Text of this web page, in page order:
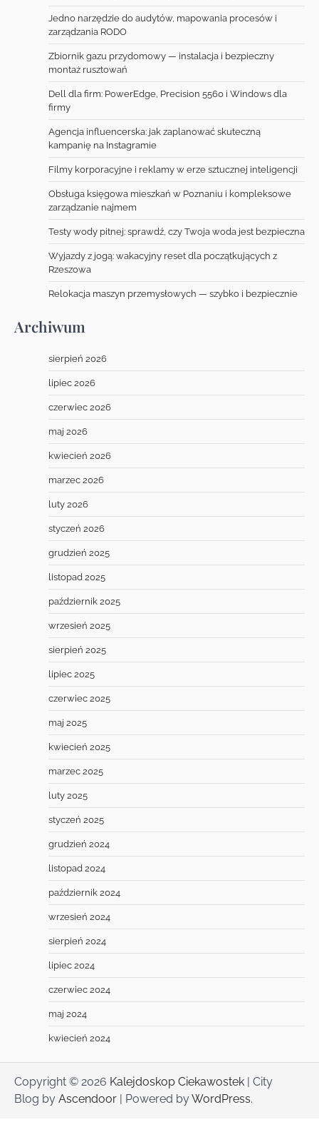
Jedno narzędzie do audytów, mapowania procesów i
zarządzania RODO
Zbiornik gazu przydomowy — instalacja i bezpieczny
montaż rusztowań
Dell dla firm: PowerEdge, Precision 5560 i Windows dla
firmy
Agencja influencerska: jak zaplanować skuteczną
kampanię na Instagramie
Filmy korporacyjne i reklamy w erze sztucznej inteligencji
Obsługa księgowa mieszkań w Poznaniu i kompleksowe
zarządzanie najmem
Testy wody pitnej: sprawdź, czy Twoja woda jest bezpieczna
Wyjazdy z jogą: wakacyjny reset dla początkujących z
Rzeszowa
Relokacja maszyn przemysłowych — szybko i bezpiecznie
Archiwum
sierpień 2026
lipiec 2026
czerwiec 2026
maj 2026
kwiecień 2026
marzec 2026
luty 2026
styczeń 2026
grudzień 2025
listopad 2025
październik 2025
wrzesień 2025
sierpień 2025
lipiec 2025
czerwiec 2025
maj 2025
kwiecień 2025
marzec 2025
luty 2025
styczeń 2025
grudzień 2024
listopad 2024
październik 2024
wrzesień 2024
sierpień 2024
lipiec 2024
czerwiec 2024
maj 2024
kwiecień 2024
Copyright © 2026 Kalejdoskop Ciekawostek | City
Blog by Ascendoor | Powered byWordPress.